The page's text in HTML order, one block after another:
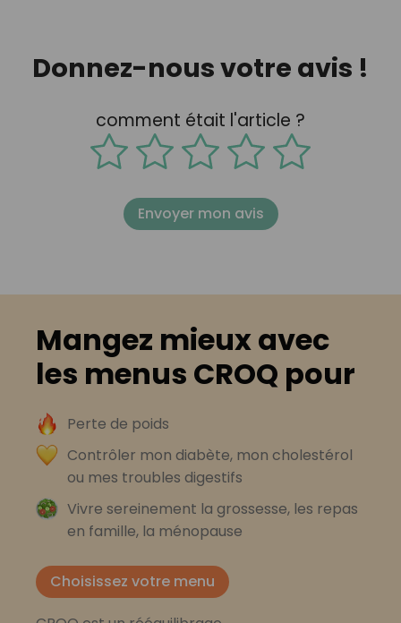
Donnez-nous votre avis !
comment était l'article ?
Envoyer mon avis
Mangez mieux avec
les menus CROQ pour
Perte de poids
Contrôler mon diabète, mon cholestérol
ou mes troubles digestifs
Vivre sereinement la grossesse, les repas
en famille, la ménopause
Choisissez votre menu